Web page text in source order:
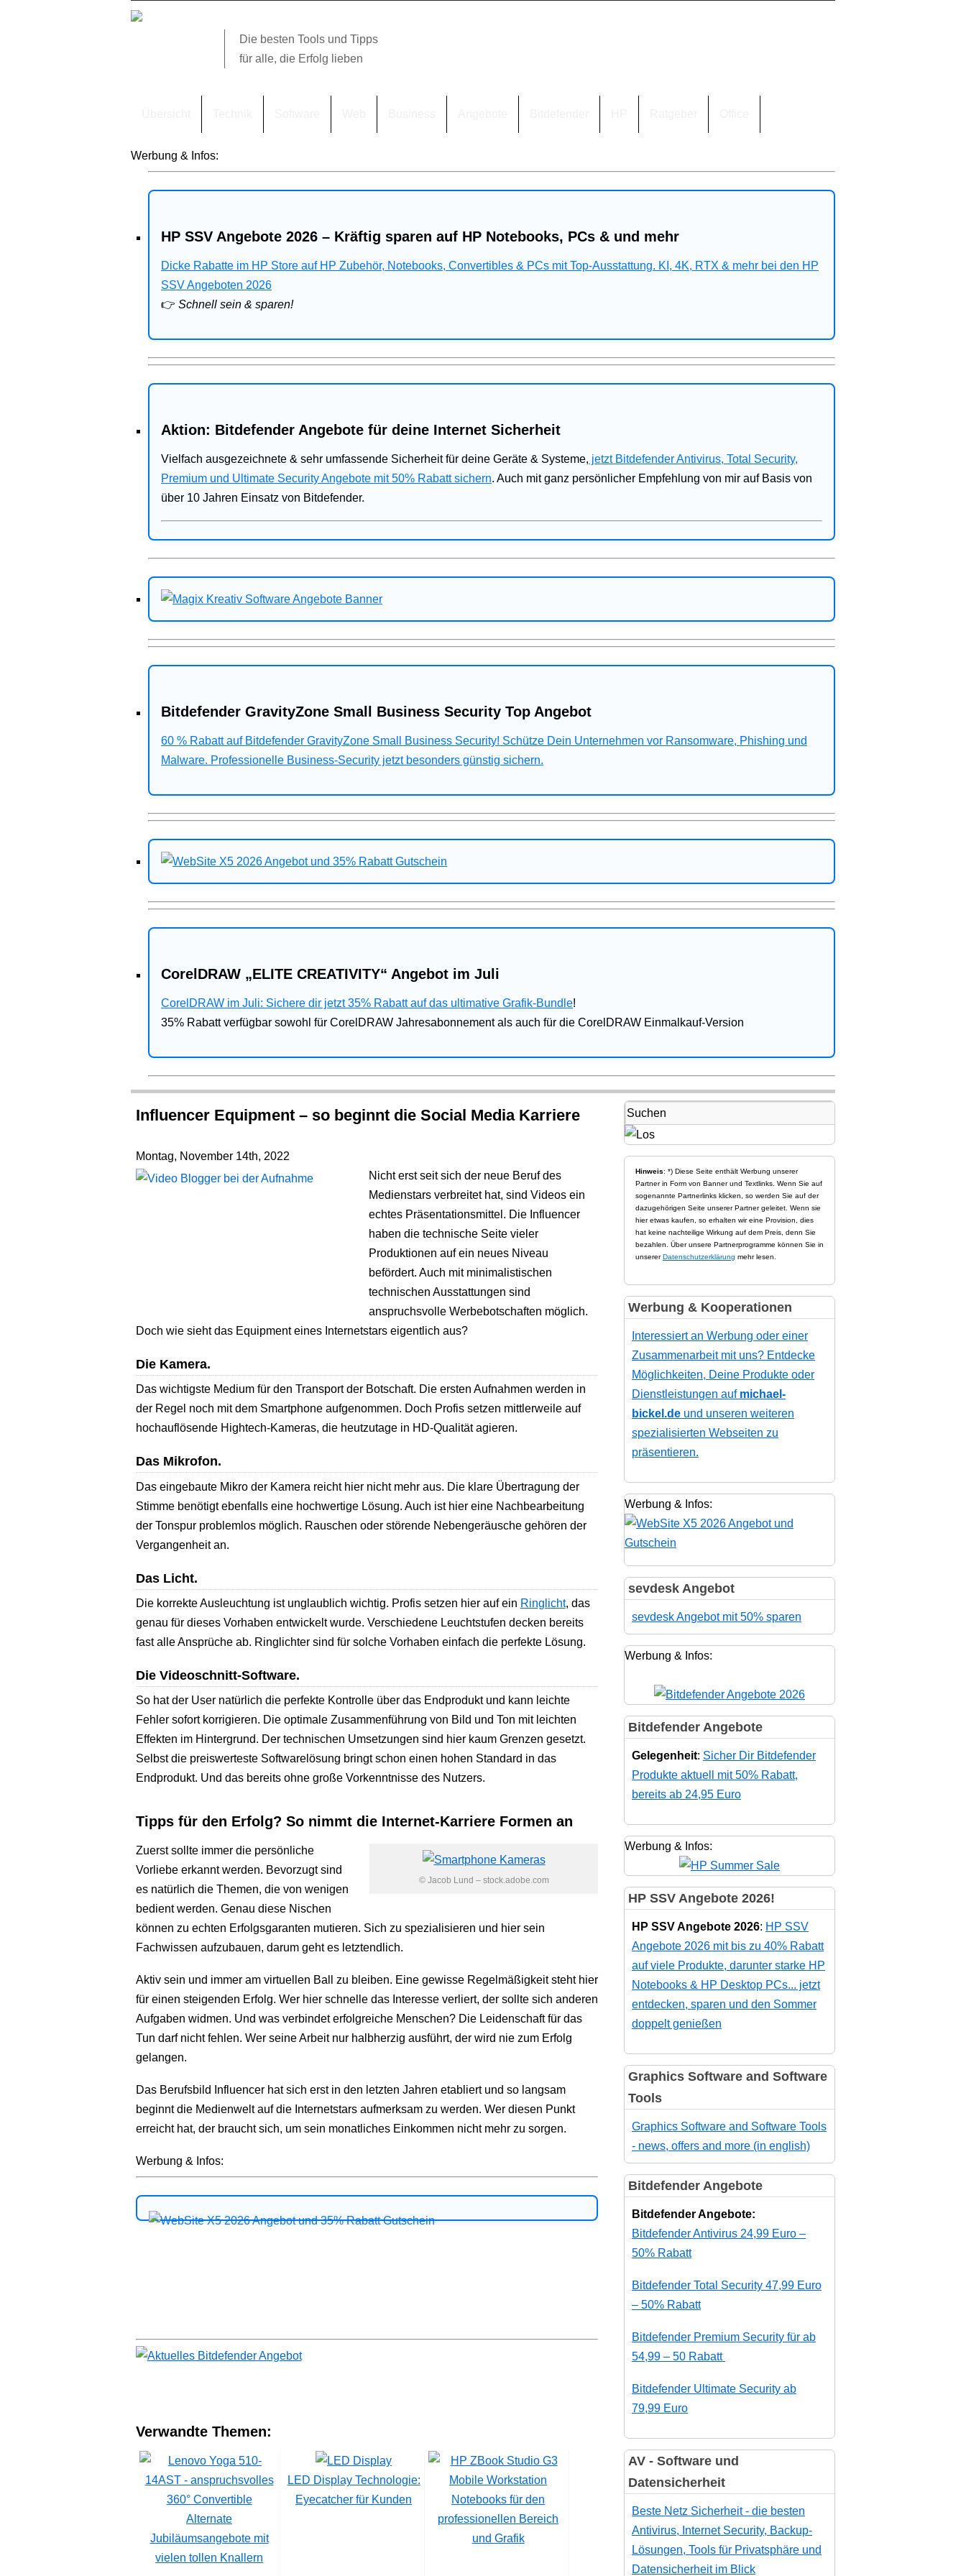
Die besten Tools und Tipps
für alle, die Erfolg lieben
Werbung & Infos:
HP SSV Angebote 2026 – Kräftig sparen auf HP Notebooks, PCs & und mehr
Dicke Rabatte im HP Store auf HP Zubehör, Notebooks, Convertibles & PCs mit Top-Ausstattung. KI, 4K, RTX & mehr bei den HP
SSV Angeboten 2026
👉 Schnell sein & sparen!
Aktion: Bitdefender Angebote für deine Internet Sicherheit
Vielfach ausgezeichnete & sehr umfassende Sicherheit für deine Geräte & Systeme, jetzt Bitdefender Antivirus, Total Security,
Premium und Ultimate Security Angebote mit 50% Rabatt sichern. Auch mit ganz persönlicher Empfehlung von mir auf Basis von
über 10 Jahren Einsatz von Bitdefender.
Bitdefender GravityZone Small Business Security Top Angebot
60 % Rabatt auf Bitdefender GravityZone Small Business Security! Schütze Dein Unternehmen vor Ransomware, Phishing und
Malware. Professionelle Business-Security jetzt besonders günstig sichern.
CorelDRAW „ELITE CREATIVITY“ Angebot im Juli
CorelDRAW im Juli: Sichere dir jetzt 35% Rabatt auf das ultimative Grafik-Bundle!
35% Rabatt verfügbar sowohl für CorelDRAW Jahresabonnement als auch für die CorelDRAW Einmalkauf-Version
Influencer Equipment – so beginnt die Social Media Karriere
Montag, November 14th, 2022
Nicht erst seit sich der neue Beruf des
Medienstars verbreitet hat, sind Videos ein
echtes Präsentationsmittel. Die Influencer
haben die technische Seite vieler
Produktionen auf ein neues Niveau
befördert. Auch mit minimalistischen
technischen Ausstattungen sind
anspruchsvolle Werbebotschaften möglich.
Doch wie sieht das Equipment eines Internetstars eigentlich aus?
Die Kamera.
Das wichtigste Medium für den Transport der Botschaft. Die ersten Aufnahmen werden in
der Regel noch mit dem Smartphone aufgenommen. Doch Profis setzen mittlerweile auf
hochauflösende Hightech-Kameras, die heutzutage in HD-Qualität agieren.
Das Mikrofon.
Das eingebaute Mikro der Kamera reicht hier nicht mehr aus. Die klare Übertragung der
Stimme benötigt ebenfalls eine hochwertige Lösung. Auch ist hier eine Nachbearbeitung
der Tonspur problemlos möglich. Rauschen oder störende Nebengeräusche gehören der
Vergangenheit an.
Das Licht.
Die korrekte Ausleuchtung ist unglaublich wichtig. Profis setzen hier auf ein Ringlicht, das
genau für dieses Vorhaben entwickelt wurde. Verschiedene Leuchtstufen decken bereits
fast alle Ansprüche ab. Ringlichter sind für solche Vorhaben einfach die perfekte Lösung.
Die Videoschnitt-Software.
So hat der User natürlich die perfekte Kontrolle über das Endprodukt und kann leichte
Fehler sofort korrigieren. Die optimale Zusammenführung von Bild und Ton mit leichten
Effekten im Hintergrund. Der technischen Umsetzungen sind hier kaum Grenzen gesetzt.
Selbst die preiswerteste Softwarelösung bringt schon einen hohen Standard in das
Endprodukt. Und das bereits ohne große Vorkenntnisse des Nutzers.
Tipps für den Erfolg? So nimmt die Internet-Karriere Formen an
© Jacob Lund – stock.adobe.com
Zuerst sollte immer die persönliche
Vorliebe erkannt werden. Bevorzugt sind
es natürlich die Themen, die von wenigen
bedient werden. Genau diese Nischen
können zu echten Erfolgsgaranten mutieren. Sich zu spezialisieren und hier sein
Fachwissen aufzubauen, darum geht es letztendlich.
Aktiv sein und immer am virtuellen Ball zu bleiben. Eine gewisse Regelmäßigkeit steht hier
für einen steigenden Erfolg. Wer hier schnelle das Interesse verliert, der sollte sich anderen
Aufgaben widmen. Und was verbindet erfolgreiche Menschen? Die Leidenschaft für das
Tun darf nicht fehlen. Wer seine Arbeit nur halbherzig ausführt, der wird nie zum Erfolg
gelangen.
Das Berufsbild Influencer hat sich erst in den letzten Jahren etabliert und so langsam
beginnt die Medienwelt auf die Internetstars aufmerksam zu werden. Wer diesen Punkt
erreicht hat, der braucht sich, um sein monatliches Einkommen nicht mehr zu sorgen.
Werbung & Infos:
Verwandte Themen:
Alternate
Jubiläumsangebote mit
vielen tollen Knallern
LED Display Technologie:
Eyecatcher für Kunden
Notebooks für den
professionellen Bereich
und Grafik
Hinweis: *) Diese Seite enthält Werbung unserer
Partner in Form von Banner und Textlinks. Wenn Sie auf
sogenannte Partnerlinks klicken, so werden Sie auf der
dazugehörigen Seite unserer Partner geleitet. Wenn sie
hier etwas kaufen, so erhalten wir eine Provision, dies
hat keine nachteilige Wirkung auf dem Preis, denn Sie
bezahlen. Über unsere Partnerprogramme können Sie in
unsererDatenschutzerklärung mehr lesen.
Werbung & Kooperationen
Interessiert an Werbung oder einer
Zusammenarbeit mit uns? Entdecke
Möglichkeiten, Deine Produkte oder
Dienstleistungen auf michael-
bickel.de und unseren weiteren
spezialisierten Webseiten zu
präsentieren.
Werbung & Infos:
sevdesk Angebot
sevdesk Angebot mit 50% sparen
Werbung & Infos:
Bitdefender Angebote
Gelegenheit: Sicher Dir Bitdefender
Produkte aktuell mit 50% Rabatt,
bereits ab 24,95 Euro
Werbung & Infos:
HP SSV Angebote 2026!
HP SSV Angebote 2026: HP SSV
Angebote 2026 mit bis zu 40% Rabatt
auf viele Produkte, darunter starke HP
Notebooks & HP Desktop PCs... jetzt
entdecken, sparen und den Sommer
doppelt genießen
Graphics Software and Software
Tools
Graphics Software and Software Tools
- news, offers and more (in english)
Bitdefender Angebote
Bitdefender Angebote:
Bitdefender Antivirus 24,99 Euro –
50% Rabatt
Bitdefender Total Security 47,99 Euro
– 50% Rabatt
Bitdefender Premium Security für ab
54,99 – 50 Rabatt
Bitdefender Ultimate Security ab
79,99 Euro
AV - Software und
Datensicherheit
Beste Netz Sicherheit - die besten
Antivirus, Internet Security, Backup-
Lösungen, Tools für Privatsphäre und
Datensicherheit im Blick